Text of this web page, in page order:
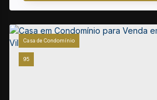
95
Casa de Condomínio